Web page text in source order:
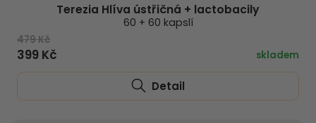
Terezia Hlíva ústřičná + lactobacily
60 + 60 kapslí
479 Kč
399 Kč skladem
Detail